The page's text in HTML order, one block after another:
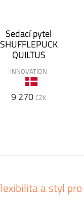
Sedací pytel
SHUFFLEPUCK
QUILTUS
INNOVATION
9 270 CZK
a styl